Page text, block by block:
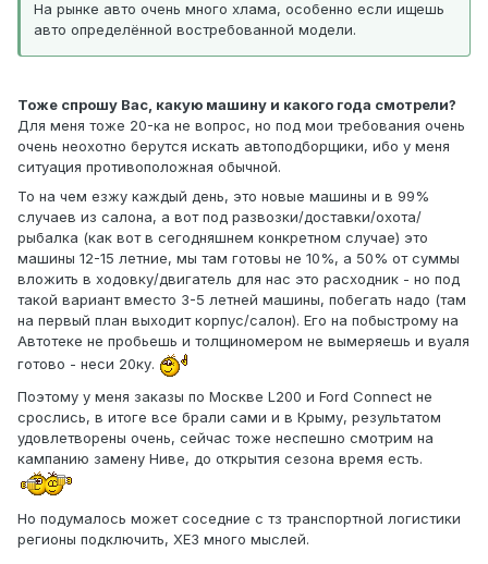
На рынке авто очень много хлама, особенно если ищешь
авто определённой востребованной модели.
Тоже спрошу Вас, какую машину и какого года смотрели?
Для меня тоже 20-ка не вопрос, но под мои требования очень
очень неохотно берутся искать автоподборщики, ибо у меня
ситуация противоположная обычной.
То на чем езжу каждый день, это новые машины и в 99%
случаев из салона, а вот под развозки/доставки/охота/
рыбалка (как вот в сегодняшнем конкретном случае) это
машины 12-15 летние, мы там готовы не 10%, а 50% от суммы
вложить в ходовку/двигатель для нас это расходник - но под
такой вариант вместо 3-5 летней машины, побегать надо (там
на первый план выходит корпус/салон). Его на побыстрому на
Автотеке не пробьешь и толщиномером не вымеряешь и вуаля
готово - неси 20ку.
Поэтому у меня заказы по Москве L200 и Ford Connect не
срослись, в итоге все брали сами и в Крыму, результатом
удовлетворены очень, сейчас тоже неспешно смотрим на
кампанию замену Ниве, до открытия сезона время есть.
Но подумалось может соседние с тз транспортной логистики
регионы подключить, ХЕЗ много мыслей.